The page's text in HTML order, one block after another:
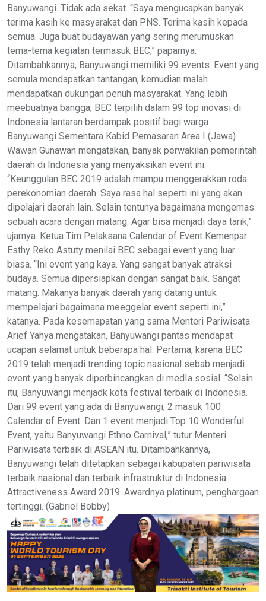
Banyuwangi. Tidak ada sekat. “Saya mengucapkan banyak
terima kasih ke masyarakat dan PNS. Terima kasih kepada
semua. Juga buat budayawan yang sering merumuskan
tema-tema kegiatan termasuk BEC,” paparnya.
Ditambahkannya, Banyuwangi memiliki 99 events. Event yang
semula mendapatkan tantangan, kemudian malah
mendapatkan dukungan penuh masyarakat. Yang lebih
meebuatnya bangga, BEC terpilih dalam 99 top inovasi di
Indonesia lantaran berdampak positif bagi warga
Banyuwangi Sementara Kabid Pemasaran Area I (Jawa)
Wawan Gunawan mengatakan, banyak perwakilan pemerintah
daerah di Indonesia yang menyaksikan event ini.
“Keunggulan BEC 2019 adalah mampu menggerakkan roda
perekonomian daerah. Saya rasa hal seperti ini yang akan
dipelajari daerah lain. Selain tentunya bagaimana mengemas
sebuah acara dengan matang. Agar bisa menjadi daya tarik,”
ujarnya. Ketua Tim Pelaksana Calendar of Event Kemenpar
Esthy Reko Astuty menilai BEC sebagai event yang luar
biasa. “Ini event yang kaya. Yang sangat banyak atraksi
budaya. Semua dipersiapkan dengan sangat baik. Sangat
matang. Makanya banyak daerah yang datang untuk
mempelajari bagaimana meeggelar event seperti ini,”
katanya. Pada kesemapatan yang sama Menteri Pariwisata
Arief Yahya mengatakan, Banyuwangi pantas mendapat
ucapan selamat untuk beberapa hal. Pertama, karena BEC
2019 telah menjadi trending topic nasional sebab menjadi
event yang banyak diperbincangkan di medIa sosial. “Selain
itu, Banyuwangi menjadk kota festival terbaik di Indonesia.
Dari 99 event yang ada di Banyuwangi, 2 masuk 100
Calendar of Event. Dan 1 event menjadi Top 10 Wonderful
Event, yaitu Banyuwangi Ethno Carnival,” tutur Menteri
Pariwisata terbaik di ASEAN itu. Ditambahkannya,
Banyuwangi telah ditetapkan sebagai kabupaten pariwisata
terbaik nasional dan terbaik infrastruktur di Indonesia
Attractiveness Award 2019. Awardnya platinum, penghargaan
tertinggi. (Gabriel Bobby)